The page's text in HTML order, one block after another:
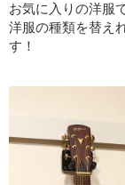
お気に入りの洋服
洋服の種類を替え
す！